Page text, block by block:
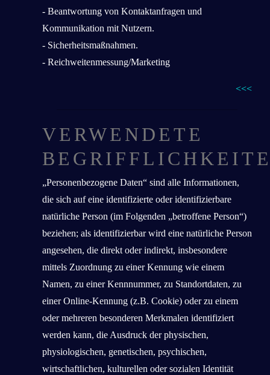
- Beantwortung von Kontaktanfragen und
Kommunikation mit Nutzern.
- Sicherheitsmaßnahmen.
- Reichweitenmessung/Marketing
<<<
VERWENDETE
„Personenbezogene Daten“ sind alle Informationen,
die sich auf eine identifizierte oder identifizierbare
natürliche Person (im Folgenden „betroffene Person“)
beziehen; als identifizierbar wird eine natürliche Person
angesehen, die direkt oder indirekt, insbesondere
mittels Zuordnung zu einer Kennung wie einem
Namen, zu einer Kennnummer, zu Standortdaten, zu
einer Online-Kennung (z.B. Cookie) oder zu einem
oder mehreren besonderen Merkmalen identifiziert
werden kann, die Ausdruck der physischen,
physiologischen, genetischen, psychischen,
wirtschaftlichen, kulturellen oder sozialen Identität